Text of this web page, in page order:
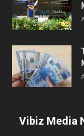
Vibiz Media